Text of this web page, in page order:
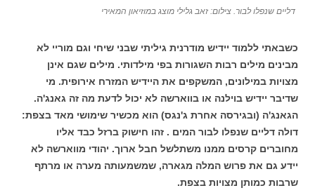
דליים שנפלו לבור. צילום: זאב גלילי מוצג במוזיאון המאירי
כשבאתי ללמוד יידיש מודרנית גיליתי שבני שיחי וגם מוריי לא
מבינים מילים רבות השגורות בפי מילדותי. מילים שגם אינן
מצויות במילונים, המשקפים את היידיש המזרח אירופית. מי
שדיבר יידיש בוילנה או בווארשה לא יכול לדעת מה זה גאנג'ה.
הגאנג'ה (ובגירסה אחרת ג'נגס) הוא מכשיר שימושי מאד בצפת:
דולה דליים שנפלו לבור המים . זהו חישוק ברזל כבד אליו
מחוברים קרסים ממנו משתלשל חבל ארוך. יהודי מווארשה לא
יידע גם את פרוש המלה מגארה, שמשמעותה מערה או מרתף
שרבות כמותן מצויות בצפת.